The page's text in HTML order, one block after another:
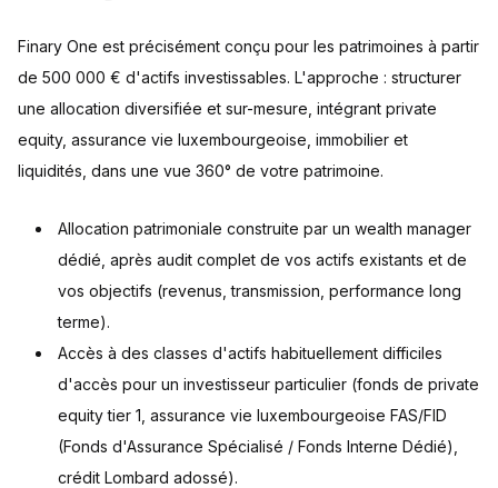
Finary One est précisément conçu pour les patrimoines à partir
de 500 000 € d'actifs investissables. L'approche : structurer
une allocation diversifiée et sur-mesure, intégrant private
equity, assurance vie luxembourgeoise, immobilier et
liquidités, dans une vue 360° de votre patrimoine.
Allocation patrimoniale construite par un wealth manager
dédié, après audit complet de vos actifs existants et de
vos objectifs (revenus, transmission, performance long
terme).
Accès à des classes d'actifs habituellement difficiles
d'accès pour un investisseur particulier (fonds de private
equity tier 1, assurance vie luxembourgeoise FAS/FID
(Fonds d'Assurance Spécialisé / Fonds Interne Dédié),
crédit Lombard adossé).